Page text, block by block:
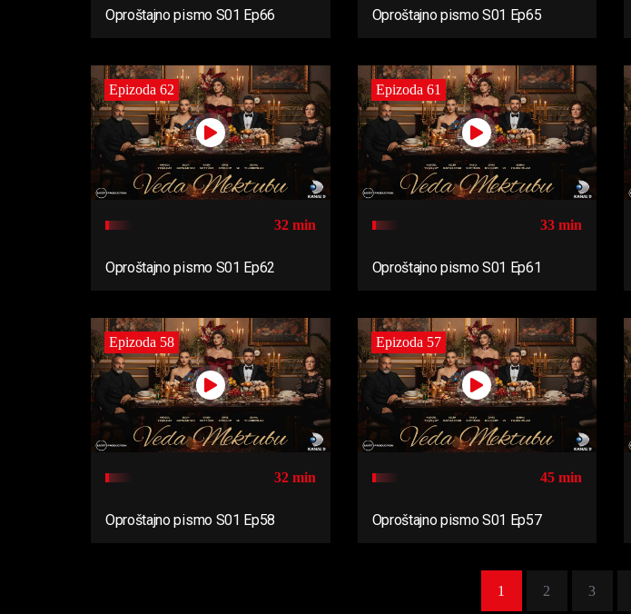
Oproštajno pismo S01 Ep66 Oproštajno pismo S01 Ep65
Epizoda 62
32 min
Oproštajno pismo S01 Ep62
Epizoda 61
33 min
Oproštajno pismo S01 Ep61
Epizoda 58
32 min
Oproštajno pismo S01 Ep58
Epizoda 57
45 min
Oproštajno pismo S01 Ep57
1 2 3